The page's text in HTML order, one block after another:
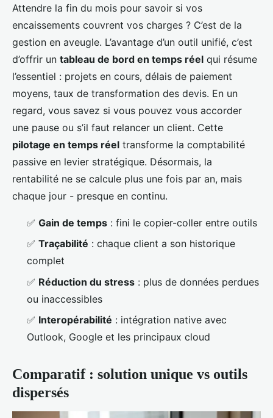
Attendre la fin du mois pour savoir si vos
encaissements couvrent vos charges ? C’est de la
gestion en aveugle. L’avantage d’un outil unifié, c’est
d’offrir un tableau de bord en temps réel qui résume
l’essentiel : projets en cours, délais de paiement
moyens, taux de transformation des devis. En un
regard, vous savez si vous pouvez vous accorder
une pause ou s’il faut relancer un client. Cette
pilotage en temps réel transforme la comptabilité
passive en levier stratégique. Désormais, la
rentabilité ne se calcule plus une fois par an, mais
chaque jour - presque en continu.
✅ Gain de temps : fini le copier-coller entre outils
✅ Traçabilité : chaque client a son historique
complet
✅ Réduction du stress : plus de données perdues
ou inaccessibles
✅ Interopérabilité : intégration native avec
Outlook, Google et les principaux cloud
Comparatif : solution unique vs outils
dispersés